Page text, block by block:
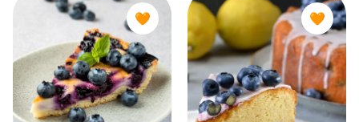
🧡 🧡